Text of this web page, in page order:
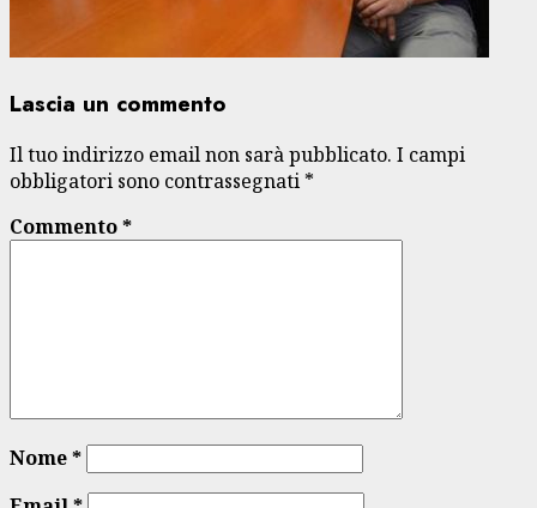
Lascia un commento
Il tuo indirizzo email non sarà pubblicato. I campi
obbligatori sono contrassegnati *
Commento*
Nome*